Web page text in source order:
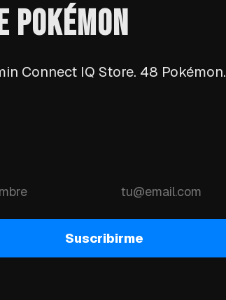
POKÉMON
Connect IQ Store. 48 Pokémon.
Suscribirme